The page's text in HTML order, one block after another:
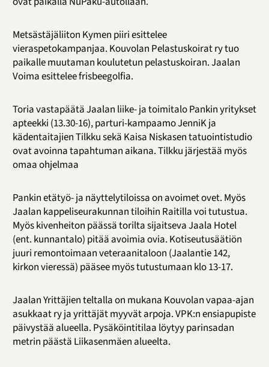
Metsästäjäliiton Kymen piiri esittelee
vieraspetokampanjaa. Kouvolan Pelastuskoirat ry tuo
paikalle muutaman koulutetun pelastuskoiran. Jaalan
Voima esittelee frisbeegolfia.
Toria vastapäätä Jaalan liike- ja toimitalo Pankin yritykset
apteekki (13.30-16), parturi-kampaamo JenniK ja
kädentaitajien Tilkku sekä Kaisa Niskasen tatuointistudio
ovat avoinna tapahtuman aikana. Tilkku järjestää myös
omaa ohjelmaa
Pankin etätyö- ja näyttelytiloissa on avoimet ovet. Myös
Jaalan kappeliseurakunnan tiloihin Raitilla voi tutustua.
Myös kivenheiton päässä torilta sijaitseva Jaala Hotel
(ent. kunnantalo) pitää avoimia ovia. Kotiseutusäätiön
juuri remontoimaan veteraanitaloon (Jaalantie 142,
kirkon vieressä) pääsee myös tutustumaan klo 13-17.
Jaalan Yrittäjien teltalla on mukana Kouvolan vapaa-ajan
asukkaat ry ja yrittäjät myyvät arpoja. VPK:n ensiapupiste
päivystää alueella. Pysäköintitilaa löytyy parinsadan
metrin päästä Liikasenmäen alueelta.